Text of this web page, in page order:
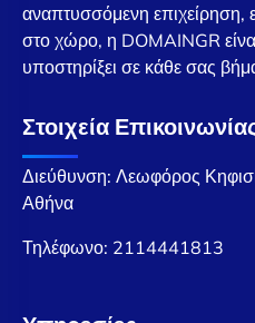
αναπτυσσόμενη επιχείρηση,
στο χώρο, η DOMAINGR
υποστηρίξει σε κάθε σας
Στοιχεία
Διεύθυνση: Λεωφόρος
Αθήνα
Τηλέφωνο: 2114441813